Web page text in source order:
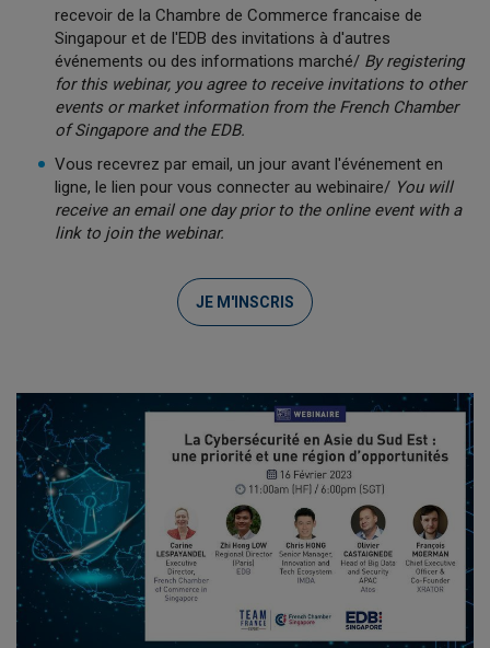
recevoir de la Chambre de Commerce francaise de
Singapour et de l'EDB des invitations à d'autres
événements ou des informations marché/ By registering
for this webinar, you agree to receive invitations to other
events or market information from the French Chamber
of Singapore and the EDB.
Vous recevrez par email, un jour avant l'événement en
ligne, le lien pour vous connecter au webinaire/ You will
receive an email one day prior to the online event with a
link to join the webinar.
JE M'INSCRIS